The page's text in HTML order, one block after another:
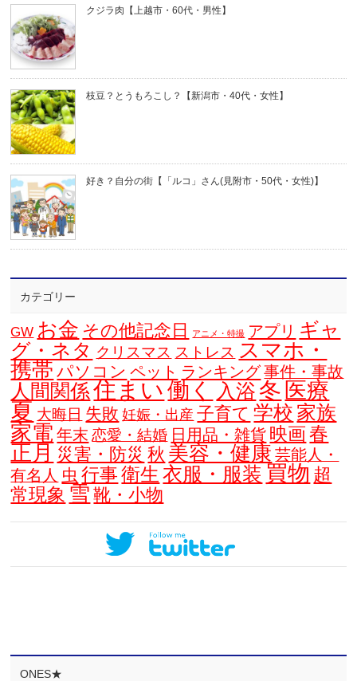
クジラ肉【上越市・60代・男性】
枝豆？とうもろこし？【新潟市・40代・女性】
好き？自分の街【「ルコ」さん(見附市・50代・女性)】
カテゴリー
GW お金 その他記念日 アニメ・特撮 アプリ ギャ
グ・ネタ クリスマス ストレス スマホ・
携帯 パソコン ペット ランキング事件・事故
人間関係住まい 働く 入浴 冬 医療
夏 大晦日 失敗 妊娠・出産 子育て 学校 家族
家電 年末 恋愛・結婚 日用品・雑貨 映画 春
正月 災害・防災 秋 美容・健康 芸能人・
有名人 虫 行事 衛生 衣服・服装 買物 超
常現象 雪 靴・小物
ONES★